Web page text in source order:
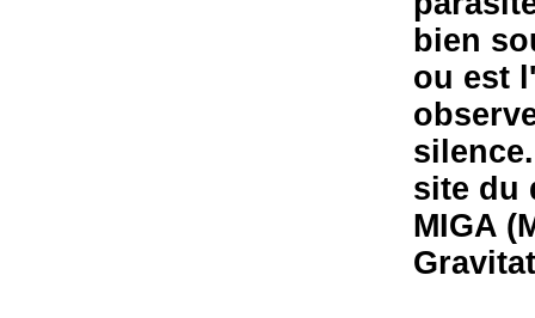
bien
ou est
site du
MIGA